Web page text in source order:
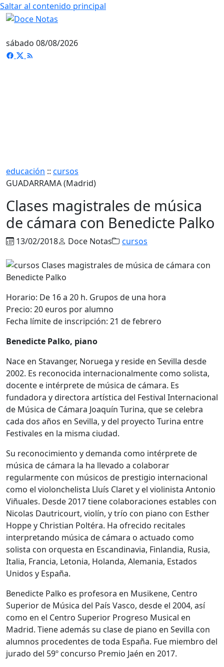
Saltar al contenido principal
sábado 08/08/2026
educación :: cursos
GUADARRAMA (Madrid)
Clases magistrales de música
de cámara con Benedicte Palko
13/02/2018 Doce Notas cursos
Horario: De 16 a 20 h. Grupos de una hora
Precio: 20 euros por alumno
Fecha límite de inscripción: 21 de febrero
Benedicte Palko, piano
Nace en Stavanger, Noruega y reside en Sevilla desde
2002. Es reconocida internacionalmente como solista,
docente e intérprete de música de cámara. Es
fundadora y directora artística del Festival Internacional
de Música de Cámara Joaquín Turina, que se celebra
cada dos años en Sevilla, y del proyecto Turina entre
Festivales en la misma ciudad.
Su reconocimiento y demanda como intérprete de
música de cámara la ha llevado a colaborar
regularmente con músicos de prestigio internacional
como el violonchelista Lluís Claret y el violinista Antonio
Viñuales. Desde 2017 tiene colaboraciones estables con
Nicolas Dautricourt, violín, y trío con piano con Esther
Hoppe y Christian Poltéra. Ha ofrecido recitales
interpretando música de cámara o actuado como
solista con orquesta en Escandinavia, Finlandia, Rusia,
Italia, Francia, Letonia, Holanda, Alemania, Estados
Unidos y España.
Benedicte Palko es profesora en Musikene, Centro
Superior de Música del País Vasco, desde el 2004, así
como en el Centro Superior Progreso Musical en
Madrid. Tiene además su clase de piano en Sevilla con
alumnos procedentes de toda España. Fue miembro del
jurado del 59º concurso Premio Jaén en 2017.